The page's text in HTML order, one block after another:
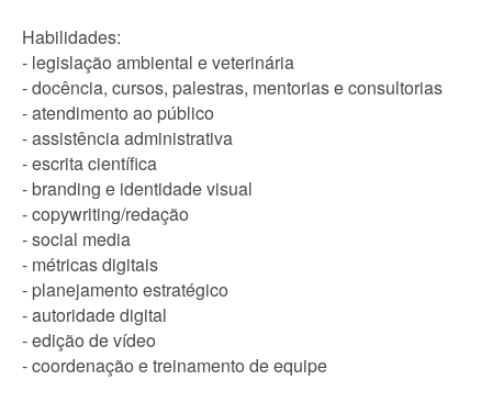
Habilidades:
- legislação ambiental e veterinária
- docência, cursos, palestras, mentorias e consultorias
- atendimento ao público
- assistência administrativa
- escrita científica
- branding e identidade visual
- copywriting/redação
- social media
- métricas digitais
- planejamento estratégico
- autoridade digital
- edição de vídeo
- coordenação e treinamento de equipe